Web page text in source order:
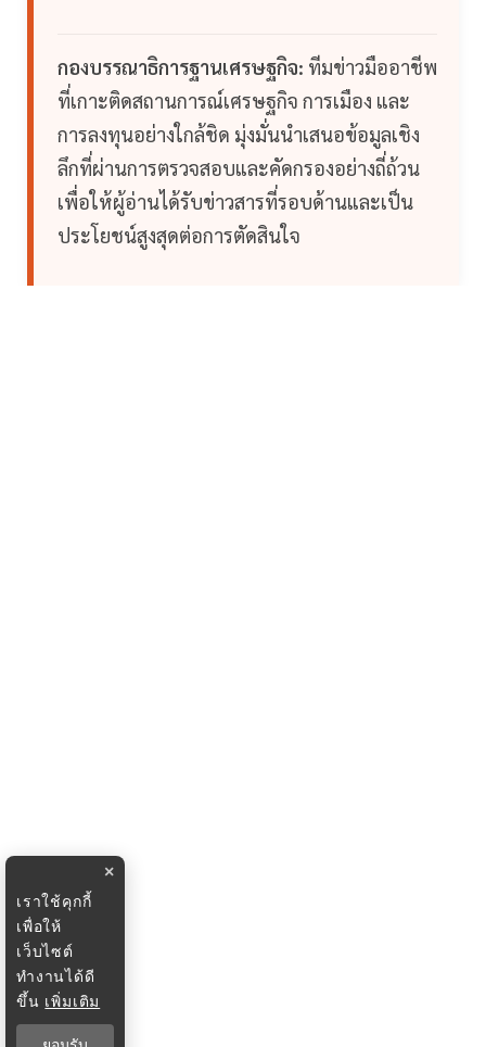
กองบรรณาธิการฐานเศรษฐกิจ: ทีมข่าวมืออาชีพ
ที่เกาะติดสถานการณ์เศรษฐกิจ การเมือง และ
การลงทุนอย่างใกล้ชิด มุ่งมั่นนำเสนอข้อมูลเชิง
ลึกที่ผ่านการตรวจสอบและคัดกรองอย่างถี่ถ้วน
เพื่อให้ผู้อ่านได้รับข่าวสารที่รอบด้านและเป็น
ประโยชน์สูงสุดต่อการตัดสินใจ
×
เราใช้คุกกี้
เพื่อให้
เว็บไซต์
ทำงานได้ดี
ขึ้น เพิ่มเติม